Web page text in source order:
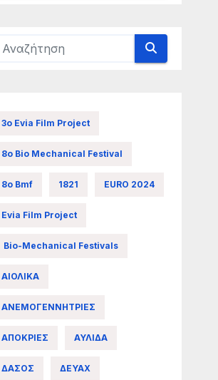
3ο Evia Film Project
8ο Bio Mechanical Festival
8ο Bmf 1821 EURO 2024
Evia Film Project
Bio-Mechanical Festivals
ΑΙΟΛΙΚΑ
ΑΝΕΜΟΓΕΝΝΗΤΡΙΕΣ
ΑΠΟΚΡΙΕΣ ΑΥΛΙΔΑ
ΔΑΣΟΣ ΔΕΥΑΧ